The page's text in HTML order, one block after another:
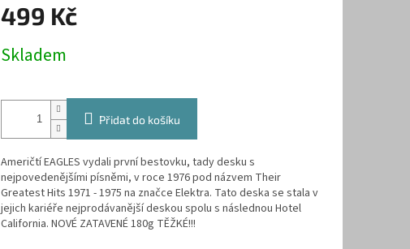
499 Kč
cena:
Skladem
Přidat do košíku
Američtí EAGLES vydali první bestovku, tady desku s
nejpovedenějšími písněmi, v roce 1976 pod názvem Their
Greatest Hits 1971 - 1975 na značce Elektra. Tato deska se stala v
jejich kariéře nejprodávanější deskou spolu s následnou Hotel
California. NOVÉ ZATAVENÉ 180g TĚŽKÉ!!!